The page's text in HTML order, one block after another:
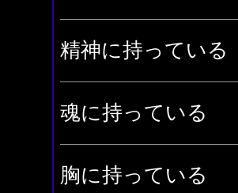
精神に持っている
魂に持っている
胸に持っている